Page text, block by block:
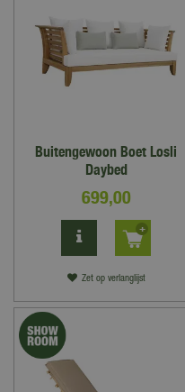
Buitengewoon Boet Losli
Daybed
699,00
Zet op verlanglijst